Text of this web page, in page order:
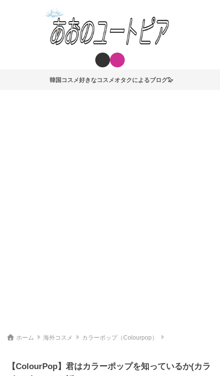
韓国コスメ好きなコスメオタクによるブログ🦭
ホーム 海外コスメ カラーポップ（Colourpop）
【ColourPop】君はカラーポップを知っているか(カラ